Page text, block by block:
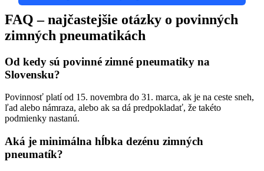
FAQ – najčastejšie otázky o povinných
zimných pneumatikách
Od kedy sú povinné zimné pneumatiky na
Slovensku?
Povinnosť platí od 15. novembra do 31. marca, ak je na ceste sneh,
ľad alebo námraza, alebo ak sa dá predpokladať, že takéto
podmienky nastanú.
Aká je minimálna hĺbka dezénu zimných
pneumatík?